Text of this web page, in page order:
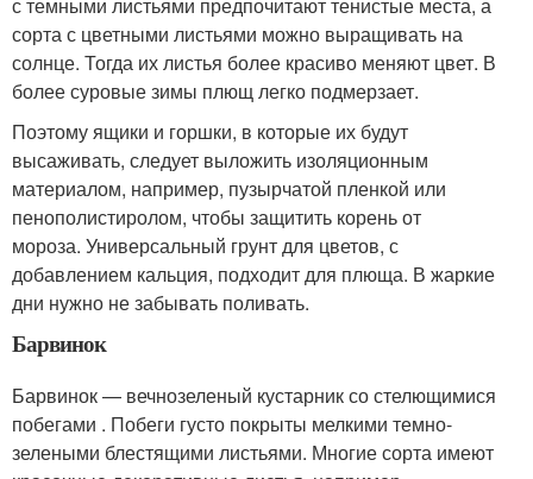
сорта с цветными листьями можно выращивать на
солнце. Тогда их листья более красиво меняют цвет. В
более суровые зимы плющ легко подмерзает.
Поэтому ящики и горшки, в которые их будут
высаживать, следует выложить изоляционным
материалом, например, пузырчатой ​​пленкой или
пенополистиролом, чтобы защитить корень от
мороза. Универсальный грунт для цветов, с
добавлением кальция, подходит для плюща. В жаркие
дни нужно не забывать поливать.
Барвинок
Барвинок — вечнозеленый кустарник со стелющимися
побегами . Побеги густо покрыты мелкими темно-
зелеными блестящими листьями. Многие сорта имеют